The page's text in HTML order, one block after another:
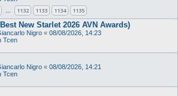
… 1132 1133 1134 1135
New Starlet 2026 AVN Awards)
Nigro « 08/08/2026, 14:23
Tcen
Nigro « 08/08/2026, 14:21
Tcen